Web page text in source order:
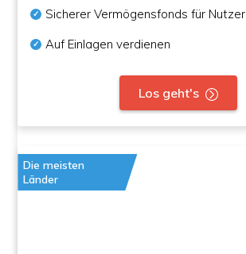
Sicherer Vermögensfonds für Nutzer
Auf Einlagen verdienen
Los geht's
Die meisten
Länder